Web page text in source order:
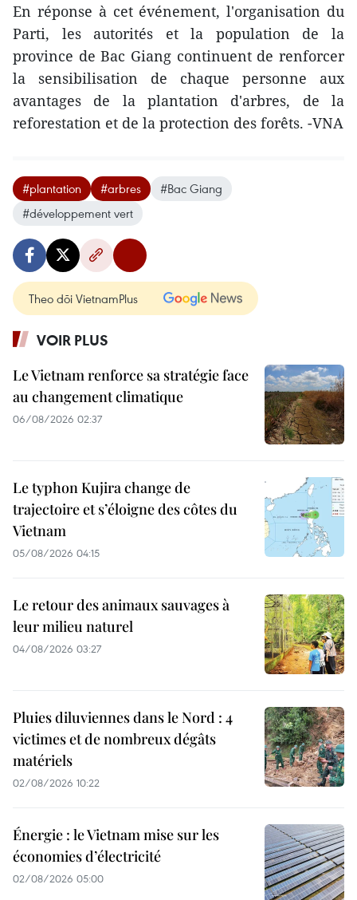
En réponse à cet événement, l'organisation du
Parti, les autorités et la population de la
province de Bac Giang continuent de renforcer
la sensibilisation de chaque personne aux
avantages de la plantation d'arbres, de la
reforestation et de la protection des forêts. -VNA
#plantation #arbres
#Bac Giang
#développement vert
Theo dõi VietnamPlus
VOIR PLUS
Le Vietnam renforce sa stratégie face
au changement climatique
06/08/2026 02:37
Le typhon Kujira change de
trajectoire et s’éloigne des côtes du
Vietnam
05/08/2026 04:15
Le retour des animaux sauvages à
leur milieu naturel
04/08/2026 03:27
Pluies diluviennes dans le Nord : 4
victimes et de nombreux dégâts
matériels
02/08/2026 10:22
Énergie : le Vietnam mise sur les
économies d’électricité
02/08/2026 05:00